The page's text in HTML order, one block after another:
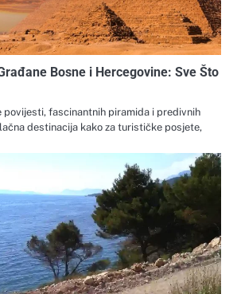
Bosne i Hercegovine: Sve Što
povijesti, fascinantnih piramida i predivnih
destinacija kako za turističke posjete,